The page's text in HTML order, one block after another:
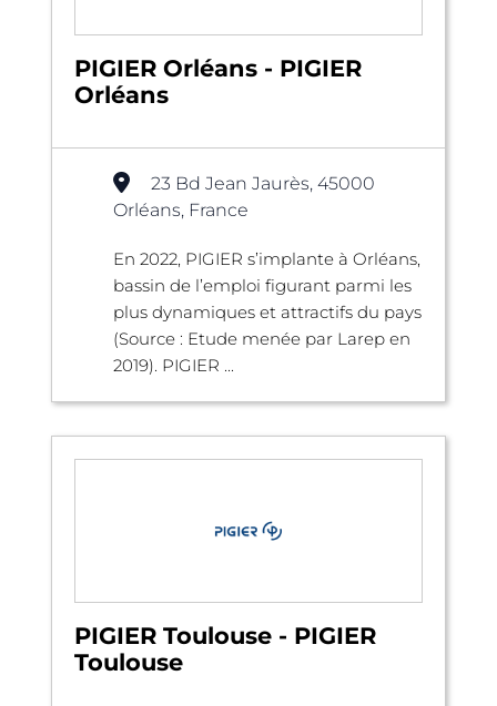
PIGIER Orléans - PIGIER
Orléans
23 Bd Jean Jaurès, 45000
Orléans, France
En 2022, PIGIER s’implante à Orléans,
bassin de l’emploi figurant parmi les
plus dynamiques et attractifs du pays
(Source : Etude menée par Larep en
2019). PIGIER ...
PIGIER Toulouse - PIGIER
Toulouse